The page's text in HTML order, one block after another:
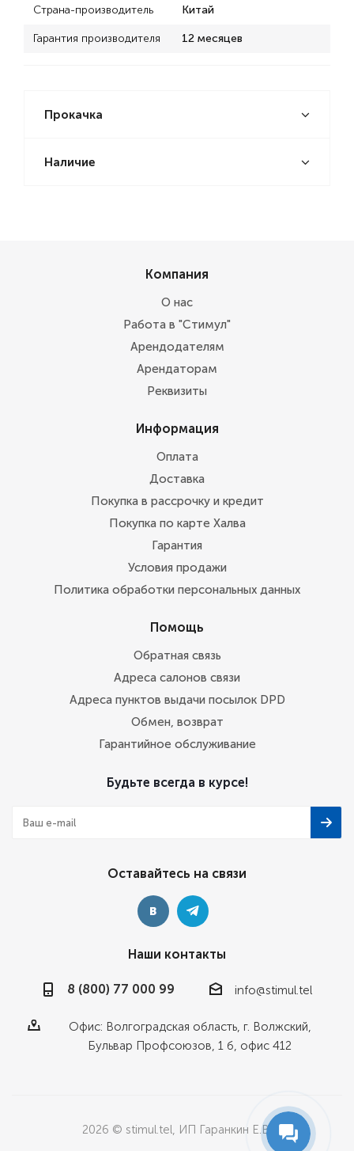
Страна-производитель Китай
Гарантия производителя 12 месяцев
Прокачка
Наличие
Компания
О нас
Работа в "Стимул"
Арендодателям
Арендаторам
Реквизиты
Информация
Оплата
Доставка
Покупка в рассрочку и кредит
Покупка по карте Халва
Гарантия
Условия продажи
Политика обработки персональных данных
Помощь
Обратная связь
Адреса салонов связи
Адреса пунктов выдачи посылок DPD
Обмен, возврат
Гарантийное обслуживание
Будьте всегда в курсе!
Оставайтесь на связи
Наши контакты
8 (800) 77 000 99 info@stimul.tel
Офис: Волгоградская область, г. Волжский,
Бульвар Профсоюзов, 1 б, офис 412
2026 © stimul.tel, ИП Гаранкин Е.В.